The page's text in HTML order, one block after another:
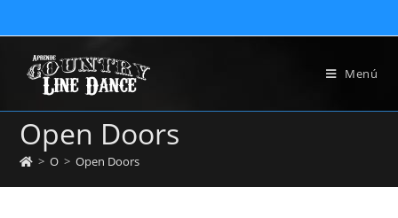
Menú
Open Doors
> O > Open Doors